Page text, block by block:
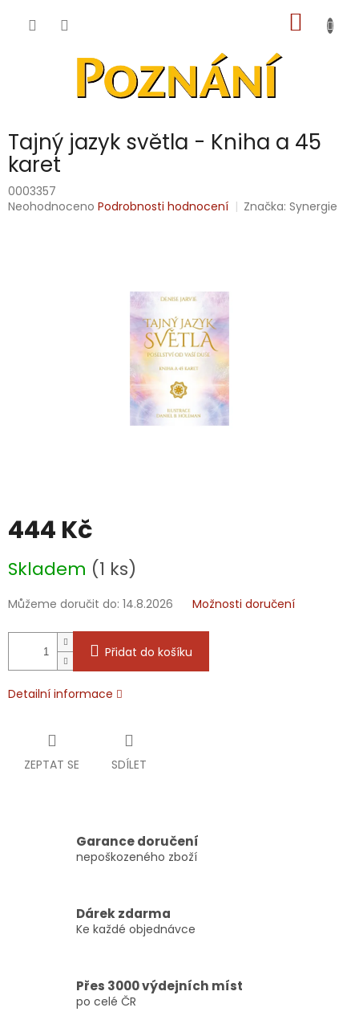
KOŠÍK
Tajný jazyk světla - Kniha a 45
karet
0003357
Průměrné
Neohodnoceno Podrobnosti hodnocení Značka:Synergie
444 Kč
cena:
Skladem (1 ks)
Můžeme doručit do: 14.8.2026 Možnosti doručení
Přidat do košíku
Detailní informace
ZEPTAT SE SDÍLET
Garance doručení
nepoškozeného zboží
Dárek zdarma
Ke každé objednávce
Přes 3000 výdejních míst
po celé ČR